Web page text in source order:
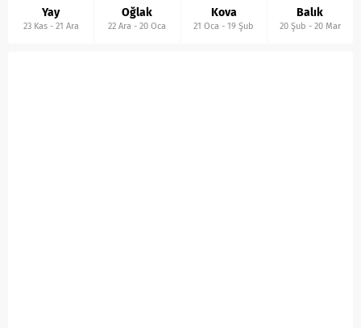
Yay
23 Kas- 21 Ara
Oğlak
22 Ara -20 Oca
Kova
21 Oca -19 Şub
Balık
20 Şub - 20 Mar